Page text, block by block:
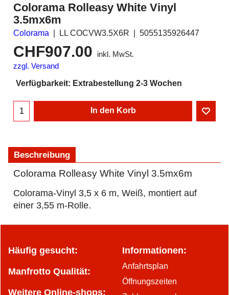
Colorama Rolleasy White Vinyl
3.5mx6m
Colorama LL COCVW3.5X6R 5055135926447
CHF907.00
inkl. MwSt.
zzgl. Versand
Verfügbarkeit: Extrabestellung 2-3 Wochen
In den Korb
Beschreibung
Colorama Rolleasy White Vinyl 3.5mx6m
Colorama-Vinyl 3,5 x 6 m, Weiß, montiert auf
einer 3,55 m-Rolle.
Häufig gesucht: Informationen:
Anfahrtsplan
Öffnungszeiten
Manfrotto Qualität:
Weitere Online-shops: